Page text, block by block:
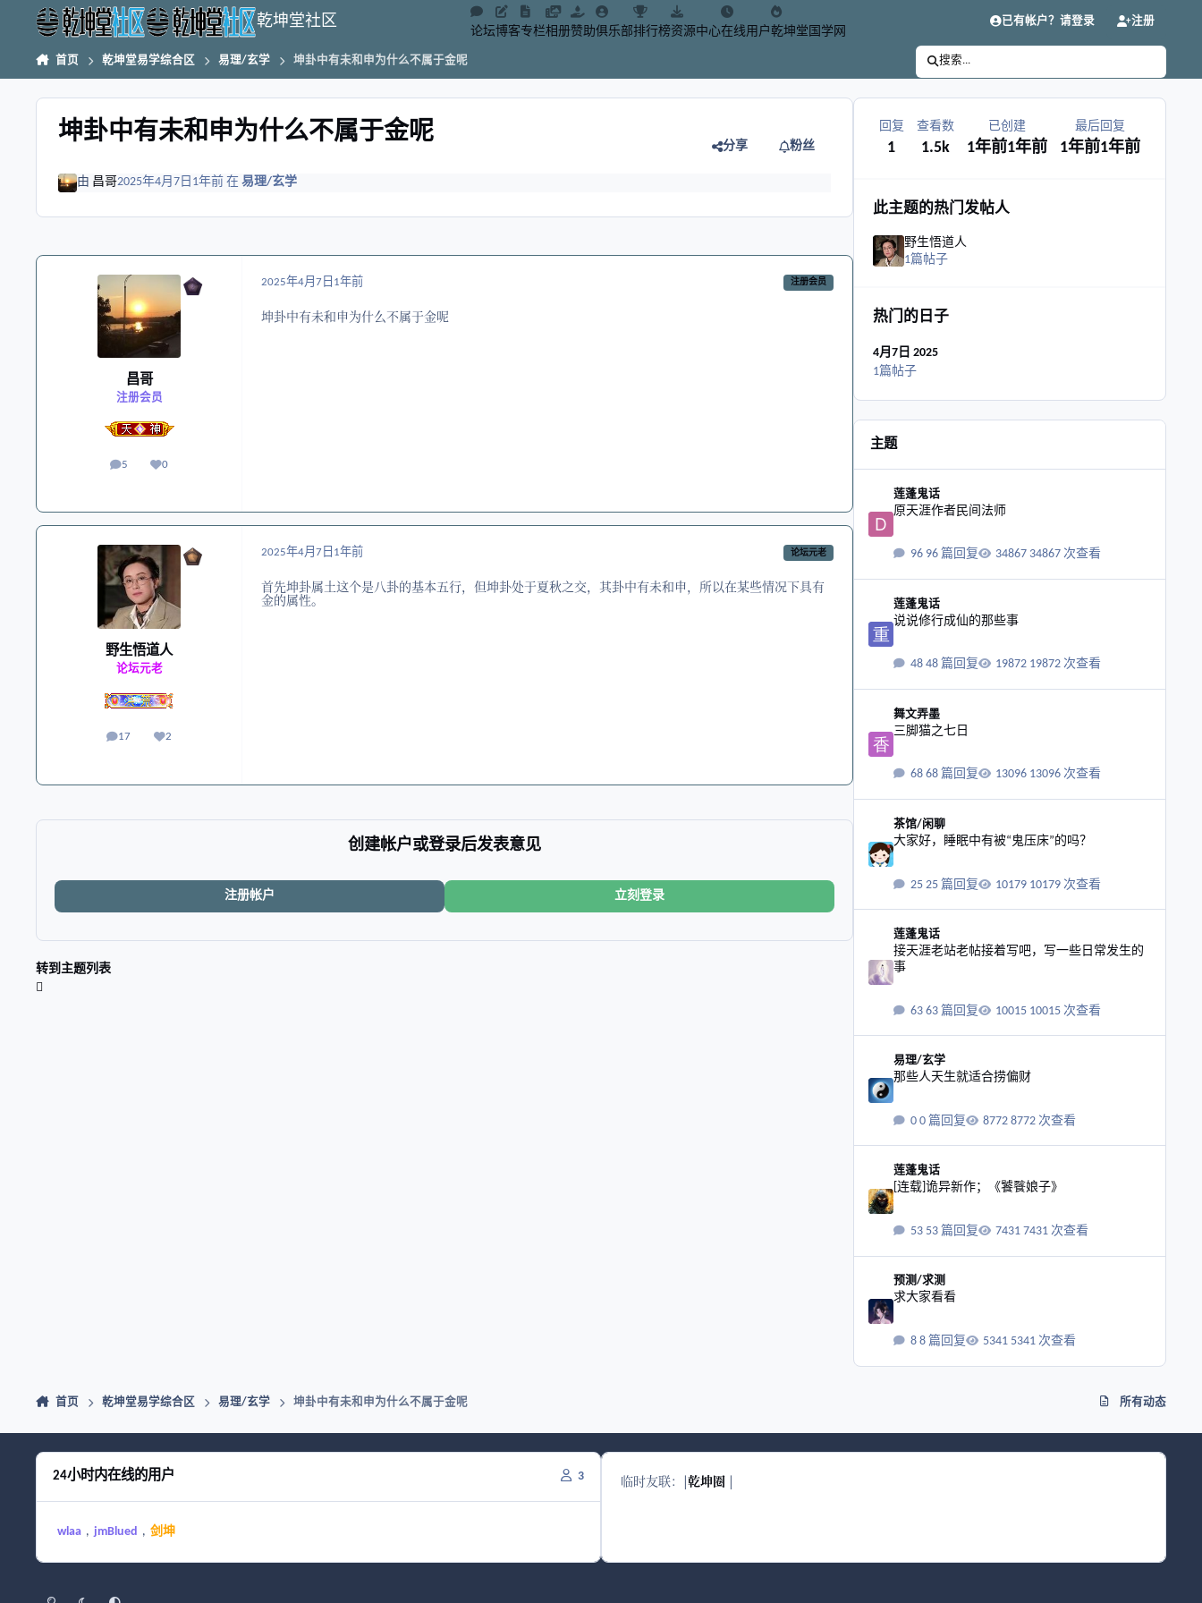
跳转到帖子
乾坤堂社区
论坛博客专栏相册赞助俱乐部排行榜资源中心在线用户乾坤堂国学网
已有帐户？请登录 注册
首页 乾坤堂易学综合区 易理/玄学 坤卦中有未和申为什么不属于金呢 搜索...
坤卦中有未和申为什么不属于金呢
分享 粉丝
由 昌哥2025年4月7日 1年前 在 易理/玄学
昌哥
注册会员
5
帖子 0
声誉
2025年4月7日 1年前 注册会员
坤卦中有未和申为什么不属于金呢
野生悟道人
论坛元老
17
帖子 2
声誉
2025年4月7日 1年前 论坛元老
首先坤卦属土这个是八卦的基本五行，但坤卦处于夏秋之交，其卦中有未和申，所以在某些情况下具有
金的属性。
创建帐户或登录后发表意见
注册帐户 立刻登录
转到主题列表
回复
1
查看数
1.5k
已创建
1年前1年前
最后回复
1年前1年前
此主题的热门发帖人
野生悟道人
1篇帖子
热门的日子
4月7日 2025
1篇帖子
主题
莲蓬鬼话
原天涯作者民间法师
96 篇回复 34867 次查看
莲蓬鬼话
说说修行成仙的那些事
48 篇回复 19872 次查看
舞文弄墨
三脚猫之七日
68 篇回复 13096 次查看
茶馆/闲聊
大家好，睡眠中有被“鬼压床”的吗？
25 篇回复 10179 次查看
莲蓬鬼话
接天涯老站老帖接着写吧，写一些日常发生的
事
63 篇回复 10015 次查看
易理/玄学
那些人天生就适合捞偏财
0 篇回复 8772 次查看
莲蓬鬼话
[连载]诡异新作；《饕餮娘子》
53 篇回复 7431 次查看
预测/求测
求大家看看
8 篇回复 5341 次查看
首页 乾坤堂易学综合区 易理/玄学 坤卦中有未和申为什么不属于金呢 所有动态
24小时内在线的用户 3
wlaa jmBlued 剑坤
临时友联： |乾坤圈 |
浅色模式黑暗模式系统偏好